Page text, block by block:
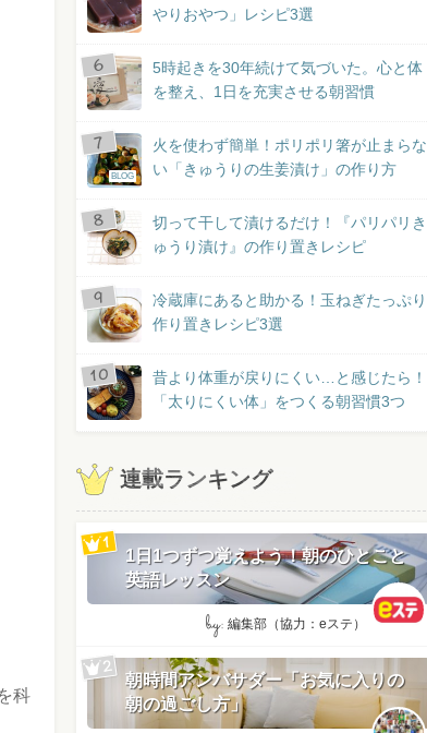
科
やりおやつ」レシピ3選
5時起きを30年続けて気づいた。心と体
を整え、1日を充実させる朝習慣
BLOG
火を使わず簡単！ポリポリ箸が止まらな
い「きゅうりの生姜漬け」の作り方
切って干して漬けるだけ！『パリパリき
ゅうり漬け』の作り置きレシピ
冷蔵庫にあると助かる！玉ねぎたっぷり
作り置きレシピ3選
昔より体重が戻りにくい…と感じたら！
「太りにくい体」をつくる朝習慣3つ
連載ランキング
1日1つずつ覚えよう！朝のひとこと
英語レッスン
by: 編集部（協力：eステ）
朝時間アンバサダー「お気に入りの
朝の過ごし方」